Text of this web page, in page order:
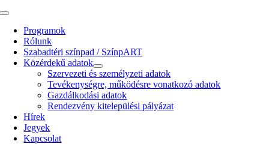
Kihagyás
Toggle
NavigationProgramok
Rólunk
Szabadtéri színpad / SzínpART
Közérdekű adatok
Szervezeti és személyzeti adatok
Tevékenységre, működésre vonatkozó adatok
Gazdálkodási adatok
Rendezvény kitelepülési pályázat
Hírek
Jegyek
Kapcsolat